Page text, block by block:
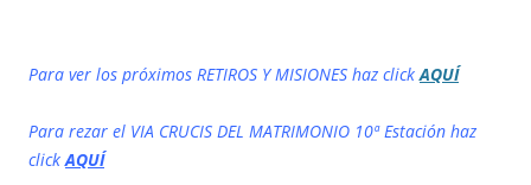
Para ver los próximos RETIROS Y MISIONES haz clickAQUÍ
Para rezar el VIA CRUCIS DEL MATRIMONIO 10ª Estación haz
clickAQUÍ